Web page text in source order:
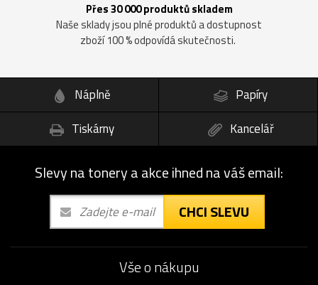
Přes 30 000 produktů skladem
Naše sklady jsou plné produktů a dostupnost
zboží 100 % odpovídá skutečnosti.
Náplně
Papíry
Tiskárny
Kancelář
Slevy na tonery a akce ihned na váš email:
CHCI SLEVU
Vše o nákupu